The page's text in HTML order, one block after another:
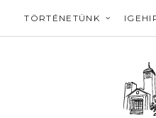
TÖRTÉNETÜNK